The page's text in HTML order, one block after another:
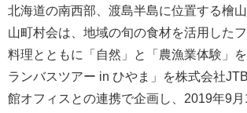
北海道の南西部、渡島半島に位置する檜
山町村会は、地域の旬の食材を活用した
料理とともに「自然」と「農漁業体験」
ランバスツアー in ひやま」を株式会社
館オフィスとの連携で企画し、2019年9